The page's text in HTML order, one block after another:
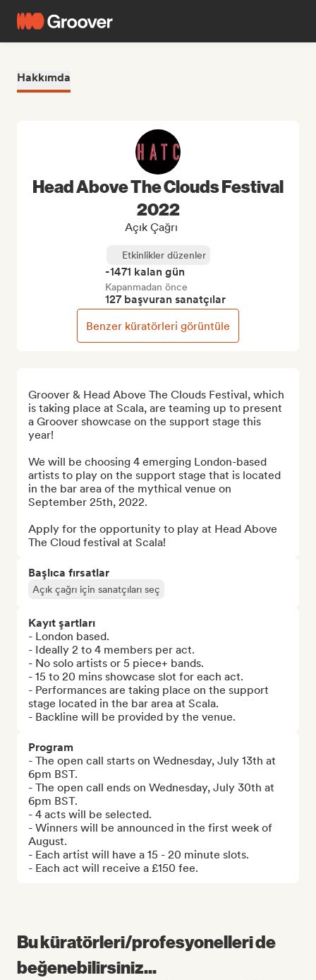
Hakkımda
Groover & Head Above The Clouds Festival, which
is taking place at Scala, are teaming up to present
a Groover showcase on the support stage this
year!
We will be choosing 4 emerging London-based
artists to play on the support stage that is located
in the bar area of the mythical venue on
September 25th, 2022.
Apply for the opportunity to play at Head Above
The Cloud festival at Scala!
Başlıca fırsatlar
Açık çağrı için sanatçıları seç
Kayıt şartları
- London based.
- Ideally 2 to 4 members per act.
- No solo artists or 5 piece+ bands.
- 15 to 20 mins showcase slot for each act.
- Performances are taking place on the support
stage located in the bar area at Scala.
- Backline will be provided by the venue.
Program
- The open call starts on Wednesday, July 13th at
6pm BST.
- The open call ends on Wednesday, July 30th at
6pm BST.
- 4 acts will be selected.
- Winners will be announced in the first week of
August.
- Each artist will have a 15 - 20 minute slots.
- Each act will receive a £150 fee.
Head Above The Clouds Festival
2022
Açık Çağrı
Etkinlikler düzenler
-1471 kalan gün
Kapanmadan önce
127 başvuran sanatçılar
Benzer küratörleri görüntüle
Bu küratörleri/profesyonelleri de
beğenebilirsiniz...